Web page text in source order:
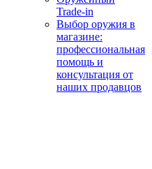
Trade-in
Выбор оружия в
магазине:
профессиональная
помощь и
консультация от
наших продавцов